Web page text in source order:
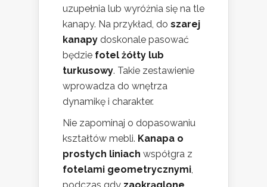
uzupełnia lub wyróżnia się na tle
kanapy. Na przykład, do szarej
kanapy doskonale pasować
będzie fotel żółty lub
turkusowy. Takie zestawienie
wprowadza do wnętrza
dynamikę i charakter.
Nie zapominaj o dopasowaniu
kształtów mebli. Kanapa o
prostych liniach współgra z
fotelami geometrycznymi,